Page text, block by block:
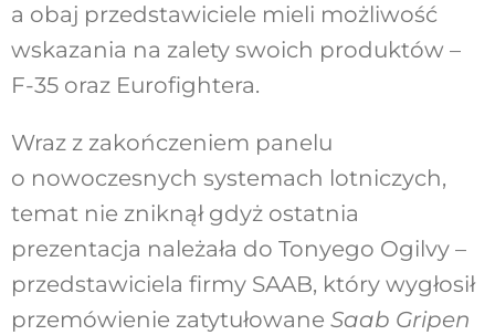
a obaj przedstawiciele mieli możliwość
wskazania na zalety swoich produktów –
F-35 oraz Eurofightera.
Wraz z zakończeniem panelu
o nowoczesnych systemach lotniczych,
temat nie zniknął gdyż ostatnia
prezentacja należała do Tonyego Ogilvy –
przedstawiciela firmy SAAB, który wygłosił
przemówienie zatytułowane Saab Gripen